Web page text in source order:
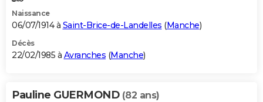
Naissance
06/07/1914 à Saint-Brice-de-Landelles (Manche)
Décès
22/02/1985 à Avranches (Manche)
Pauline GUERMOND (82 ans)